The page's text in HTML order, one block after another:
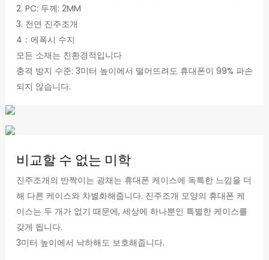
2. PC: 두께: 2MM
3. 천연 진주조개
4：에폭시 수지
모든 소재는 친환경적입니다
충격 방지 수준: 3미터 높이에서 떨어뜨려도 휴대폰이 99% 파손
되지 않습니다.
비교할 수 없는 미학
진주조개의 반짝이는 광채는 휴대폰 케이스에 독특한 느낌을 더
해 다른 케이스와 차별화해줍니다. 진주조개 모양의 휴대폰 케
이스는 두 개가 없기 때문에, 세상에 하나뿐인 특별한 케이스를
갖게 됩니다.
3미터 높이에서 낙하해도 보호해줍니다.